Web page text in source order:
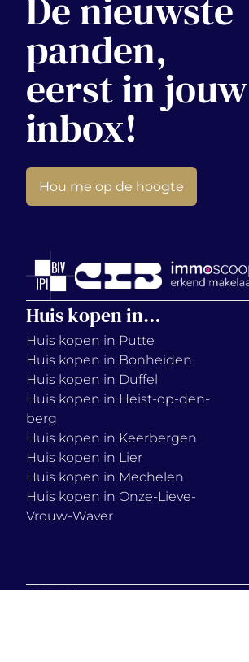
panden,
eerst in jouw
inbox!
Hou me op de hoogte
Huis kopen in…
Huis kopen in Putte
Huis kopen in Bonheiden
Huis kopen in Duffel
Huis kopen in Heist-op-den-
berg
Huis kopen in Keerbergen
Huis kopen in Lier
Huis kopen in Mechelen
Huis kopen in Onze-Lieve-
Vrouw-Waver
2026 © immo